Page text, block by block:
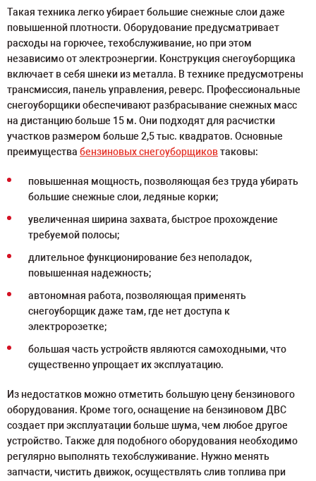
Такая техника легко убирает большие снежные слои даже
повышенной плотности. Оборудование предусматривает
расходы на горючее, техобслуживание, но при этом
независимо от электроэнергии. Конструкция снегоуборщика
включает в себя шнеки из металла. В технике предусмотрены
трансмиссия, панель управления, реверс. Профессиональные
снегоуборщики обеспечивают разбрасывание снежных масс
на дистанцию больше 15 м. Они подходят для расчистки
участков размером больше 2,5 тыс. квадратов. Основные
преимущества бензиновых снегоуборщиковтаковы:
повышенная мощность, позволяющая без труда убирать
большие снежные слои, ледяные корки;
увеличенная ширина захвата, быстрое прохождение
требуемой полосы;
длительное функционирование без неполадок,
повышенная надежность;
автономная работа, позволяющая применять
снегоуборщик даже там, где нет доступа к
электророзетке;
большая часть устройств являются самоходными, что
существенно упрощает их эксплуатацию.
Из недостатков можно отметить большую цену бензинового
оборудования. Кроме того, оснащение на бензиновом ДВС
создает при эксплуатации больше шума, чем любое другое
устройство. Также для подобного оборудования необходимо
регулярно выполнять техобслуживание. Нужно менять
запчасти, чистить движок, осуществлять слив топлива при